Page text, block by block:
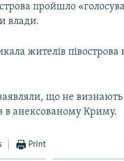
пройшло
влади.
жителів півострова
що не визнають
в анексованому Криму.
Print